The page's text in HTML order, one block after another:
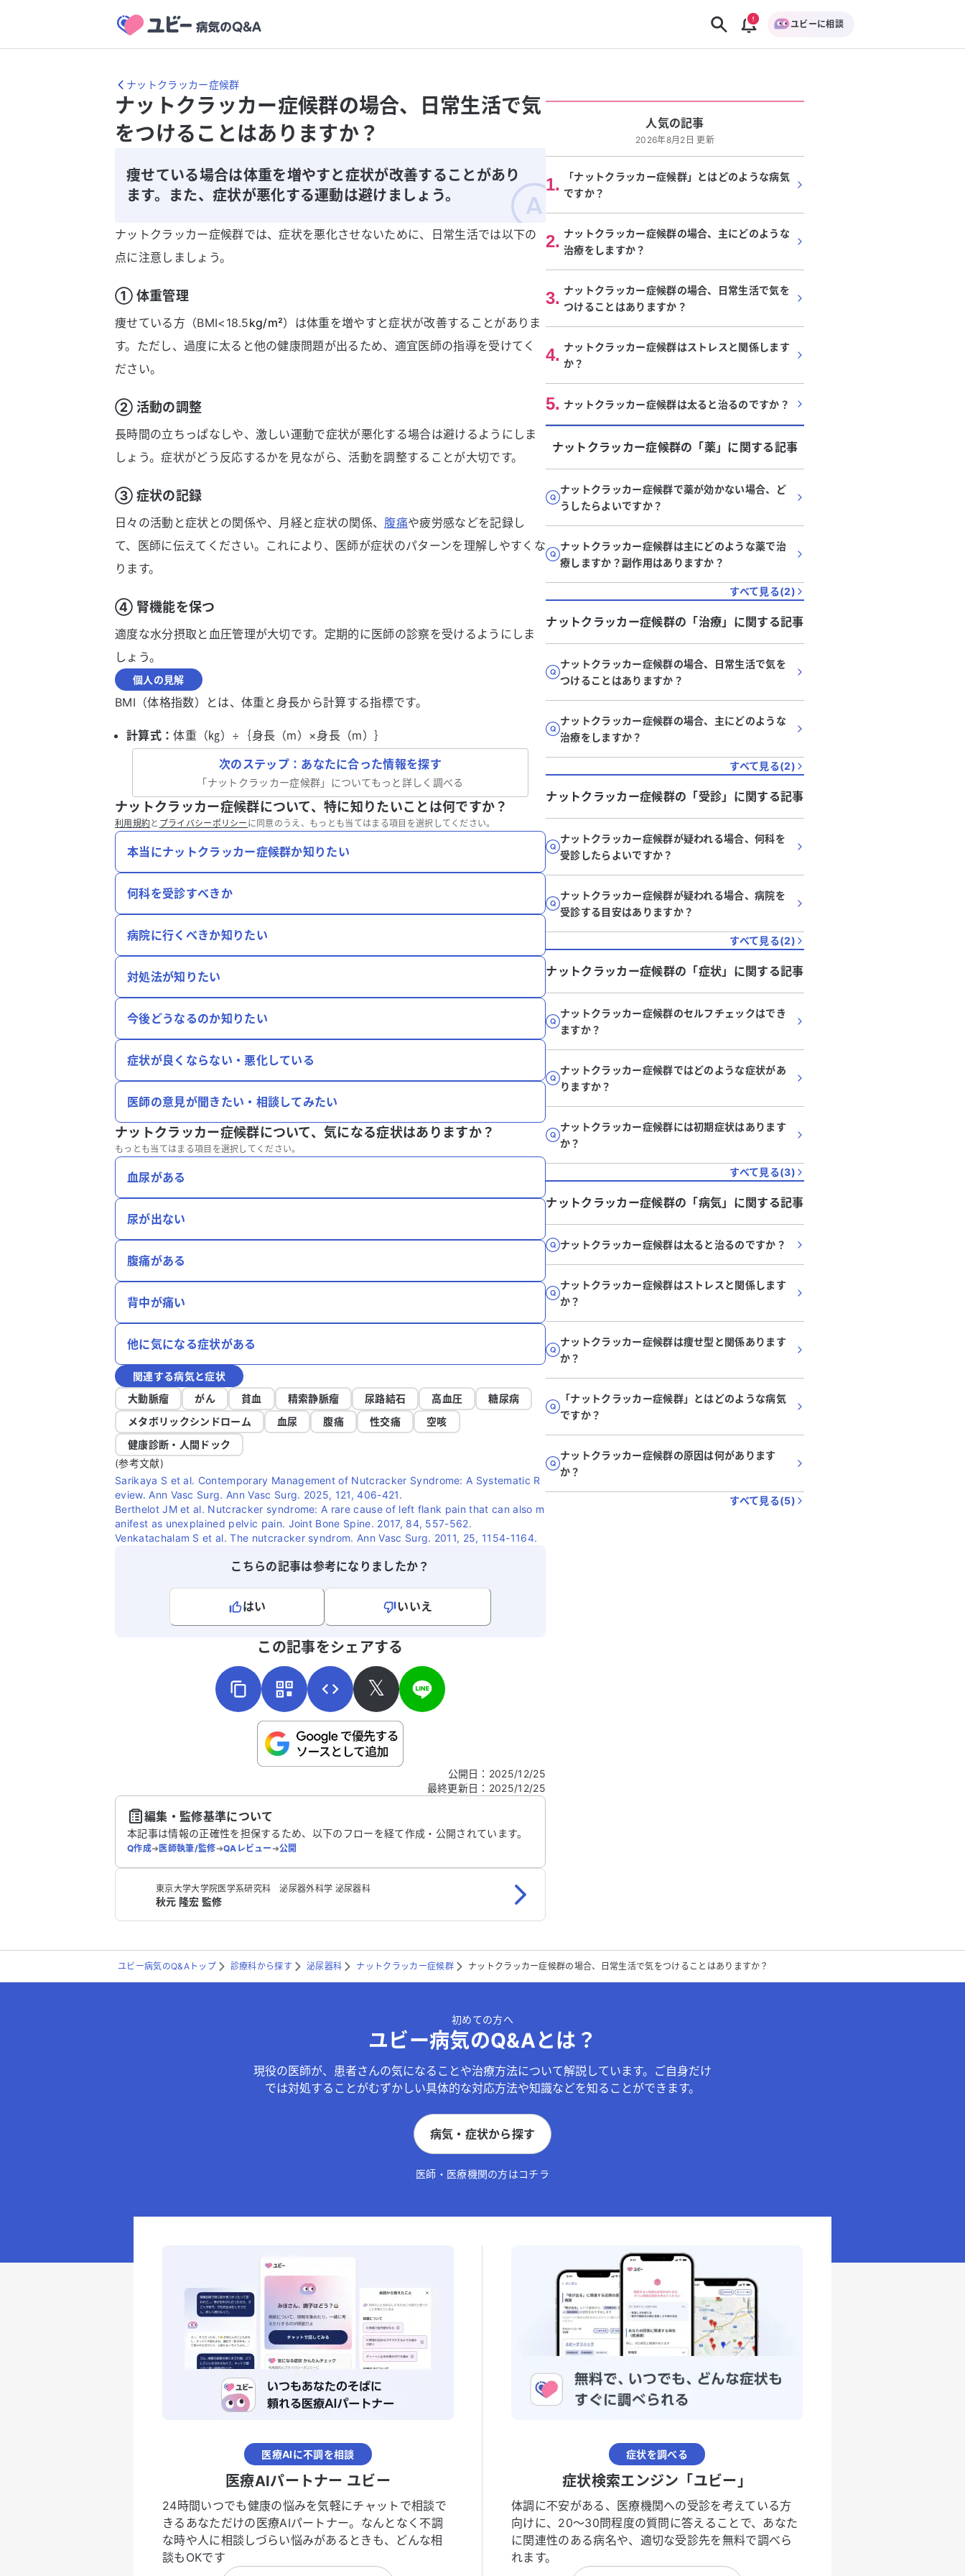
ユビーに相談
ナットクラッカー症候群
ナットクラッカー症候群の場合、日常生活で気
をつけることはありますか？
痩せている場合は体重を増やすと症状が改善することがあり
ます。また、症状が悪化する運動は避けましょう。
ナットクラッカー症候群では、症状を悪化させないために、日常生活では以下の
点に注意しましょう。
① 体重管理
痩せている方（BMI<18.5kg/m²）は体重を増やすと症状が改善することがありま
す。ただし、過度に太ると他の健康問題が出るため、適宜医師の指導を受けてく
ださい。
② 活動の調整
長時間の立ちっぱなしや、激しい運動で症状が悪化する場合は避けるようにしま
しょう。症状がどう反応するかを見ながら、活動を調整することが大切です。
③ 症状の記録
日々の活動と症状との関係や、月経と症状の関係、 腹痛や疲労感などを記録し
て、医師に伝えてください。これにより、医師が症状のパターンを理解しやすくな
ります。
④ 腎機能を保つ
適度な水分摂取と血圧管理が大切です。定期的に医師の診察を受けるようにしま
しょう。
個人の見解
BMI（体格指数）とは、体重と身長から計算する指標です。
計算式：体重（㎏）÷｛身長（m）×身長（m）｝
次のステップ：あなたに合った情報を探す
「ナットクラッカー症候群 」についてもっと詳しく調べる
ナットクラッカー症候群について、特に知りたいことは何ですか？
利用規約と プライバシーポリシー に同意のうえ、もっとも当てはまる項目を選択してください。
本当にナットクラッカー症候群か知りたい
何科を受診すべきか
病院に行くべきか知りたい
対処法が知りたい
今後どうなるのか知りたい
症状が良くならない・悪化している
医師の意見が聞きたい・相談してみたい
ナットクラッカー症候群について、気になる症状はありますか？
もっとも当てはまる項目を選択してください。
血尿がある
尿が出ない
腹痛がある
背中が痛い
他に気になる症状がある
関連する病気と症状
大動脈瘤
がん 貧血 精索静脈瘤 尿路結石 高血圧
糖尿病
メタボリックシンドローム
血尿 腹痛 性交痛
空咳
健康診断・人間ドック
(参考文献)
Sarikaya S et al. Contemporary Management of Nutcracker Syndrome: A Systematic R
eview. Ann Vasc Surg. Ann Vasc Surg. 2025, 121, 406-421.
Berthelot JM et al. Nutcracker syndrome: A rare cause of left flank pain that can also m
anifest as unexplained pelvic pain. Joint Bone Spine. 2017, 84, 557-562.
Venkatachalam S et al. The nutcracker syndrom. Ann Vasc Surg. 2011, 25, 1154-1164.
こちらの記事は参考になりましたか？
はい
いいえ
こちらは送信専用のフォームです。氏名やご自身の病気の詳細などの個人情報は入れないでくだ
この記事をシェアする
𝕏
公開日 ： 2025/12/25
最終更新日 ： 2025/12/25
編集・監修基準について
本記事は情報の正確性を担保するため、以下のフローを経て作成・公開されています。
Q作成➔医師執筆/監修➔QAレビュー➔公開
東京大学大学院医学系研究科 泌尿器外科学 泌尿器科
秋元 隆宏 監修
人気の記事
2026年8月2日 更新
1.
「ナットクラッカー症候群」とはどのような病気
ですか？
2. ナットクラッカー症候群の場合、主にどのような
治療をしますか？
3. ナットクラッカー症候群の場合、日常生活で気を
つけることはありますか？
4. ナットクラッカー症候群はストレスと関係します
か？
5. ナットクラッカー症候群は太ると治るのですか？
ナットクラッカー症候群の「薬」に関する記事
ナットクラッカー症候群で薬が効かない場合、ど
うしたらよいですか？
ナットクラッカー症候群は主にどのような薬で治
療しますか？副作用はありますか？
すべて見る(2)
ナットクラッカー症候群の「治療」に関する記事
ナットクラッカー症候群の場合、日常生活で気を
つけることはありますか？
ナットクラッカー症候群の場合、主にどのような
治療をしますか？
すべて見る(2)
ナットクラッカー症候群の「受診」に関する記事
ナットクラッカー症候群が疑われる場合、何科を
受診したらよいですか？
ナットクラッカー症候群が疑われる場合、病院を
受診する目安はありますか？
すべて見る(2)
ナットクラッカー症候群の「症状」に関する記事
ナットクラッカー症候群のセルフチェックはでき
ますか？
ナットクラッカー症候群ではどのような症状があ
りますか？
ナットクラッカー症候群には初期症状はあります
か？
すべて見る(3)
ナットクラッカー症候群の「病気」に関する記事
ナットクラッカー症候群は太ると治るのですか？
ナットクラッカー症候群はストレスと関係します
か？
ナットクラッカー症候群は痩せ型と関係あります
か？
「ナットクラッカー症候群」とはどのような病気
ですか？
ナットクラッカー症候群の原因は何があります
か？
すべて見る(5)
ユビー病気のQ&Aトップ 診療科から探す 泌尿器科 ナットクラッカー症候群 ナットクラッカー症候群の場合、日常生活で気をつけることはありますか？
初めての方へ
ユビー病気のQ&Aとは？
現役の医師が、患者さんの気になることや治療方法について解説しています。ご自身だけ
では対処することがむずかしい具体的な対応方法や知識などを知ることができます。
病気・症状から探す
医師・医療機関の方はコチラ
医療AIに不調を相談
医療AIパートナー ユビー
24時間いつでも健康の悩みを気軽にチャットで相談で
きるあなただけの医療AIパートナー。なんとなく不調
な時や人に相談しづらい悩みがあるときも、どんな相
談もOKです
症状を調べる
症状検索エンジン「ユビー」
体調に不安がある、医療機関への受診を考えている方
向けに、20〜30問程度の質問に答えることで、あなた
に関連性のある病名や、適切な受診先を無料で調べら
れます。